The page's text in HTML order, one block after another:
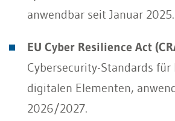
anwendbar seit Januar 2025.
EU Cyber Resilience Act
Cybersecurity-Standards
digitalen Elementen,
2026/2027.